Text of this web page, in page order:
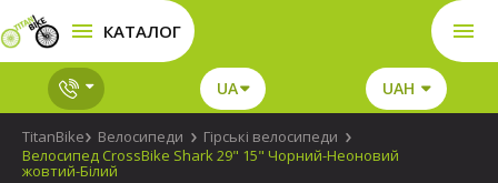
КАТАЛОГ
UA UAH
TitanBike Велосипеди
Гірські велосипеди
Велосипед CrossBike Shark 29" 15" Чорний-Неоновий
жовтий-Білий